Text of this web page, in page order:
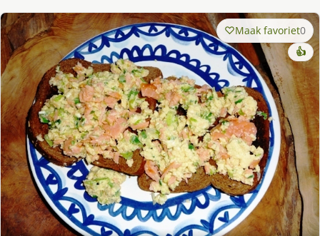
Maak favoriet0
👍